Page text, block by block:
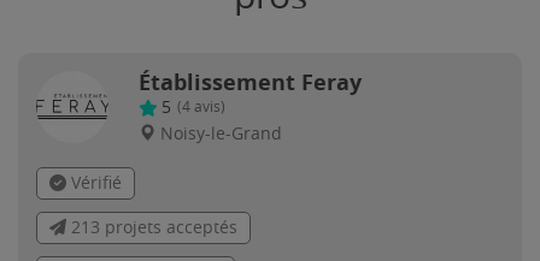
Établissement Feray
5 (4 avis)
Noisy-le-Grand
Vérifié
213 projets acceptés